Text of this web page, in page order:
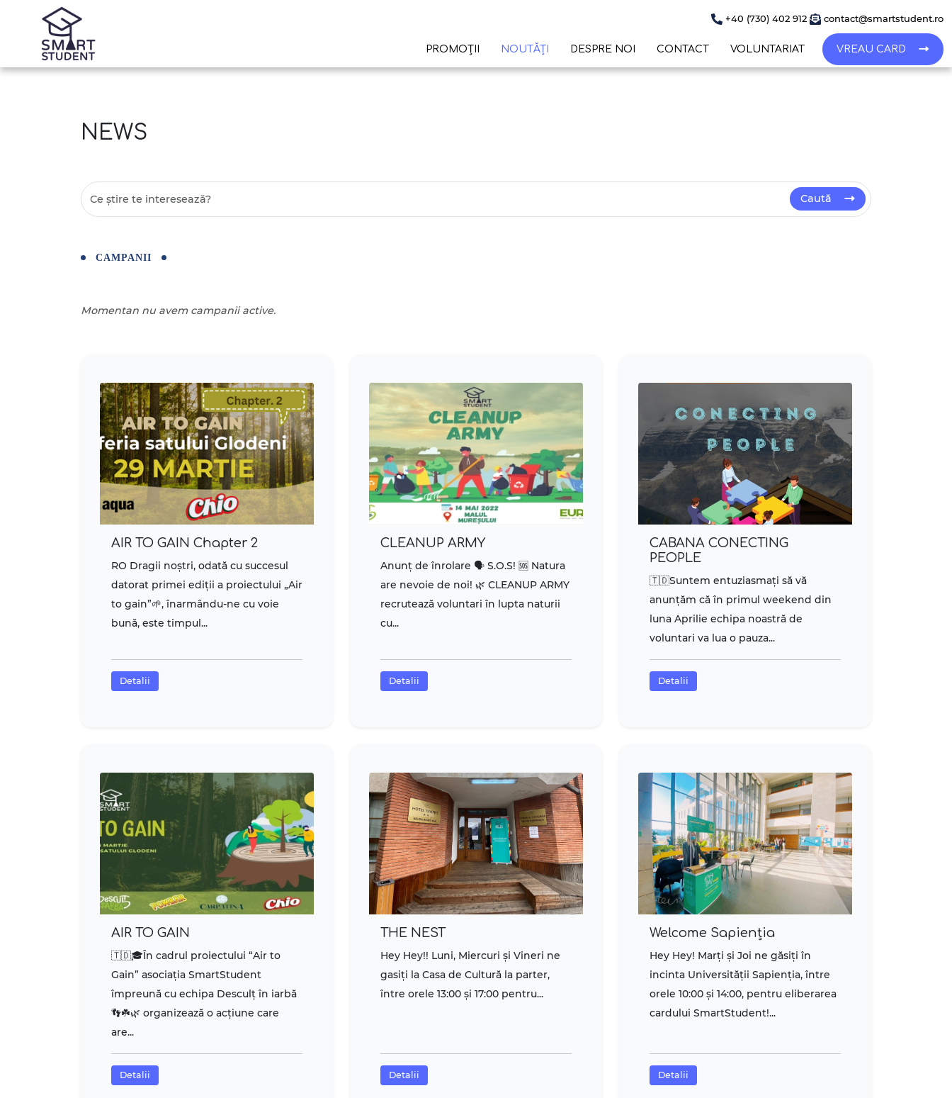
+40 (730) 402 912 contact@smartstudent.ro
PROMOȚII NOUTĂȚI DESPRE NOI CONTACT VOLUNTARIAT VREAU CARD
NEWS
Caută
CAMPANII
Momentan nu avem campanii active.
AIR TO GAIN Chapter 2
RO Dragii noștri, odată cu succesul
datorat primei ediții a proiectului „Air
to gain”🌱, înarmându-ne cu voie
bună, este timpul...
Detalii
CLEANUP ARMY
Anunț de înrolare 🗣 S.O.S! 🆘 Natura
are nevoie de noi! 🌿 CLEANUP ARMY
recrutează voluntari în lupta naturii
cu...
Detalii
CABANA CONECTING
PEOPLE
🇹🇩Suntem entuziasmați să vă
anunțăm că în primul weekend din
luna Aprilie echipa noastră de
voluntari va lua o pauza...
Detalii
AIR TO GAIN
🇹🇩🎓În cadrul proiectului “Air to
Gain” asociația SmartStudent
împreună cu echipa Desculț în iarbă
👣☘️🌿 organizează o acțiune care
are...
Detalii
THE NEST
Hey Hey!! Luni, Miercuri şi Vineri ne
gasiţi la Casa de Cultură la parter,
între orele 13:00 și 17:00 pentru...
Detalii
Welcome Sapienția
Hey Hey! Marți și Joi ne găsiți în
incinta Universității Sapienția, între
orele 10:00 și 14:00, pentru eliberarea
cardului SmartStudent!...
Detalii